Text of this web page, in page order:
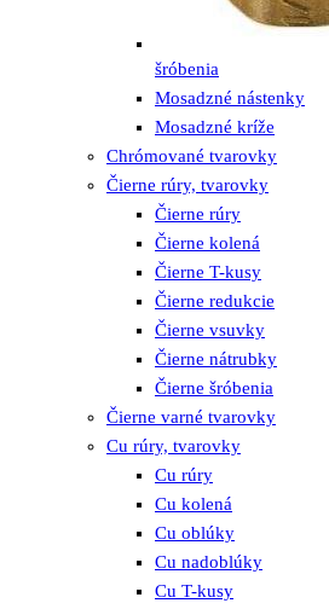
šróbenia
Mosadzné nástenky
Mosadzné kríže
Chrómované tvarovky
Čierne rúry, tvarovky
Čierne rúry
Čierne kolená
Čierne T-kusy
Čierne redukcie
Čierne vsuvky
Čierne nátrubky
Čierne šróbenia
Čierne varné tvarovky
Cu rúry, tvarovky
Cu rúry
Cu kolená
Cu oblúky
Cu nadoblúky
Cu T-kusy